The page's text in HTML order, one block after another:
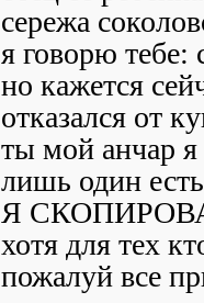
сережа
я говорю тебе:
но кажется
отказался от
ты мой анчар я
лишь один
Я
хотя для тех
пожалуй все